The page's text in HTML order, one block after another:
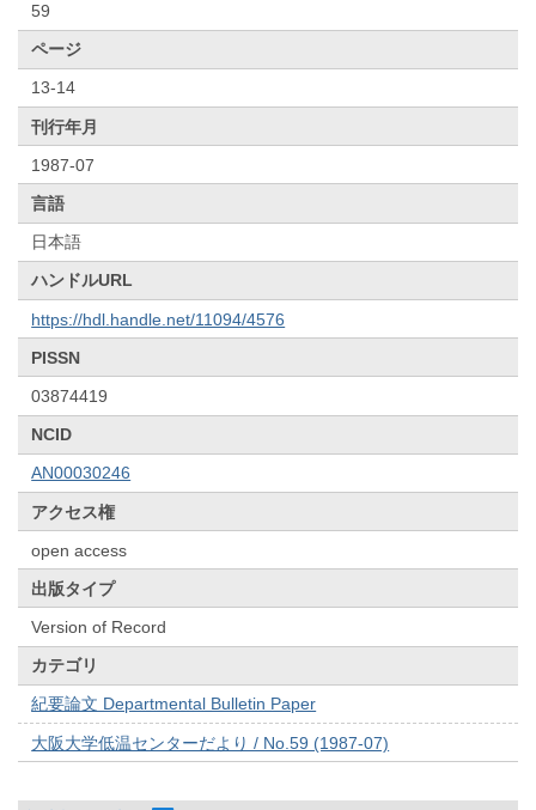
59
ページ
13-14
刊行年月
1987-07
言語
日本語
ハンドルURL
https://hdl.handle.net/11094/4576
PISSN
03874419
NCID
AN00030246
アクセス権
open access
出版タイプ
Version of Record
カテゴリ
紀要論文 Departmental Bulletin Paper
大阪大学低温センターだより / No.59 (1987-07)